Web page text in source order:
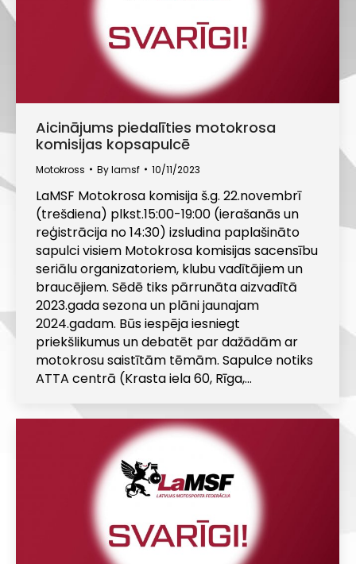
Aicinājums piedalīties motokrosa
komisijas kopsapulcē
Motokross Bylamsf 10/11/2023
LaMSF Motokrosa komisija š.g. 22.novembrī
(trešdiena) plkst.15:00-19:00 (ierašanās un
reģistrācija no 14:30) izsludina paplašināto
sapulci visiem Motokrosa komisijas sacensību
seriālu organizatoriem, klubu vadītājiem un
braucējiem. Sēdē tiks pārrunāta aizvadītā
2023.gada sezona un plāni jaunajam
2024.gadam. Būs iespēja iesniegt
priekšlikumus un debatēt par dažādām ar
motokrosu saistītām tēmām. Sapulce notiks
ATTA centrā (Krasta iela 60, Rīga,…